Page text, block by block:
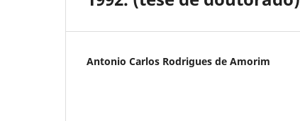
Antonio Carlos Rodrigues de Amorim